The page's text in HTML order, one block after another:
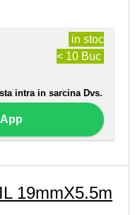
in stoc
< 10 Buc
intra in sarcina Dvs.
19mmX5.5m